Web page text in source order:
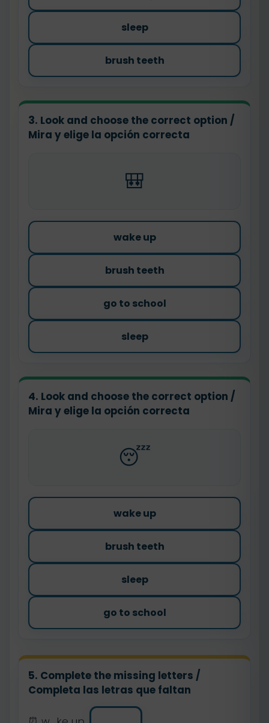
sleep
brush teeth
3. Look and choose the correct option /
Mira y elige la opción correcta
🎒
wake up
brush teeth
go to school
sleep
4. Look and choose the correct option /
Mira y elige la opción correcta
😴
wake up
brush teeth
sleep
go to school
5. Complete the missing letters /
Completa las letras que faltan